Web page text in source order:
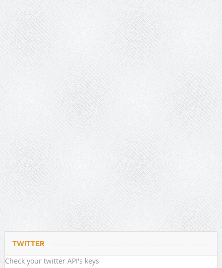
TWITTER
Check your twitter API's keys